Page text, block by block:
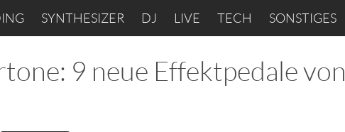
SYNTHESIZER DJ LIVE TECH SONSTIGES
9 neue Effektpedale von